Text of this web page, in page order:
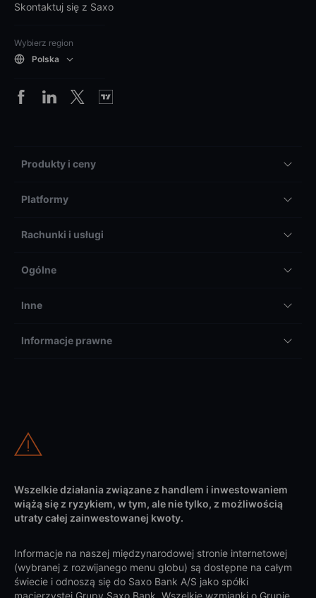
Skontaktuj się z Saxo
Wybierz region
Polska
Produkty i ceny
Platformy
Rachunki i usługi
Ogólne
Inne
Informacje prawne
Wszelkie działania związane z handlem i inwestowaniem
wiążą się z ryzykiem, w tym, ale nie tylko, z możliwością
utraty całej zainwestowanej kwoty.
Informacje na naszej międzynarodowej stronie internetowej
(wybranej z rozwijanego menu globu) są dostępne na całym
świecie i odnoszą się do Saxo Bank A/S jako spółki